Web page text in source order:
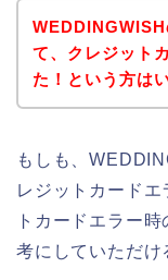
て、クレジット
た！という方は
もしも、
レジットカード
トカードエラー
考にしていただけ